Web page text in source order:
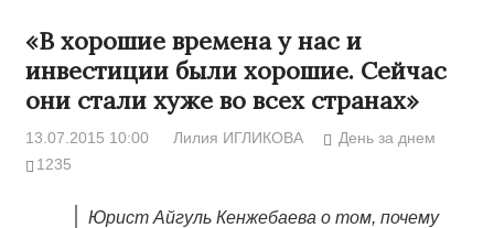
«В хорошие времена у нас и
инвестиции были хорошие. Сейчас
они стали хуже во всех странах»
13.07.2015 10:00 Лилия ИГЛИКОВА
День за днем
1235
Юрист Айгуль Кенжебаева о том, почему